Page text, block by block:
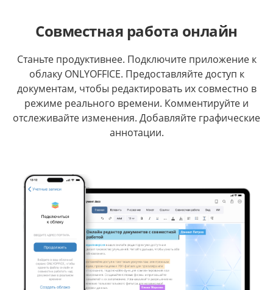
Совместная работа онлайн
Станьте продуктивнее. Подключите приложение к
облаку ONLYOFFICE. Предоставляйте доступ к
документам, чтобы редактировать их совместно в
режиме реального времени. Комментируйте и
отслеживайте изменения. Добавляйте графические
аннотации.